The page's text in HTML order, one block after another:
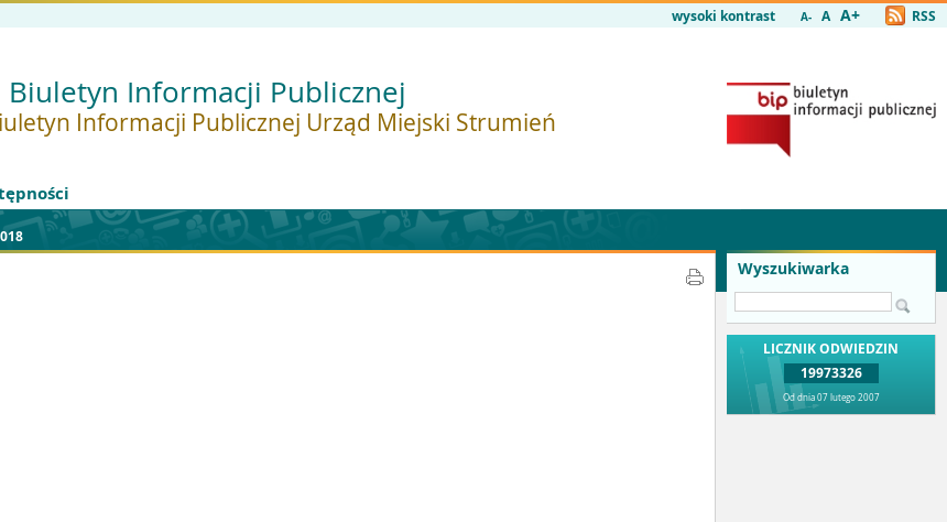
wysoki kontrast A- A A+ RSS
Biuletyn Informacji Publicznej
Informacji Publicznej Urząd Miejski Strumień
Wyszukiwarka
LICZNIK ODWIEDZIN
19973326
Od dnia 07 lutego 2007